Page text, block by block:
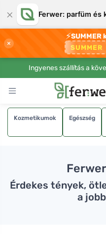
× Ferwer: parfüm és
×
⚡SUMMER
SUMMER
Ingyenes szállítás a
Kozmetikumok Egészség
Érdekes tények,
a